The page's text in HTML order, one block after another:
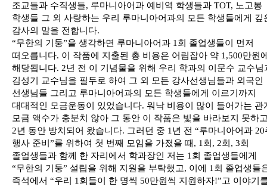
조교들과 수직생들, 루마니아어과 예비역 학생들과 TOT, 노고봉
학생들 그 외 사랑하는 우리 루마니아어과의 모든 학생들에게 깊
감사의 말을 전합니다.
“무한의 기둥”을 생각하면 루마니아어과 1회 졸업생들이 먼저
떠오릅니다. 이 작품에 지출된 총 비용은 어림잡아 약 1,500만원
해당됩니다. 2년 전 이 기념물을 위해 우리 학과의 이문수 교수님
김성기 교수님을 필두로 하여 그 외 모든 강사선생님들과 외국인
선생님들 그리고 루마니아어과의 모든 학생들에게 이르기까지
대대적인 모금운동이 있었습니다. 워낙 비용이 많이 들어가는 관
모금 액수가 충분치 않아 그 동안 이 작품은 빛을 바라보지 못하
2년 동안 방치되어 왔습니다. 그러던 중 1년 전 “루마니아어과 20
행사 준비”를 위하여 첫 번째 모임을 가졌을 때, 1회, 2회, 3회
졸업생들과 함께 한 자리에서 학과장인 저는 1회 졸업생들에게
“무한의 기둥” 설립을 위해 지원을 부탁했고, 이에 1회 졸업생들
즉석에서 “우리 1회들이 한 명씩 50만원씩 지원하자!”고 이야기